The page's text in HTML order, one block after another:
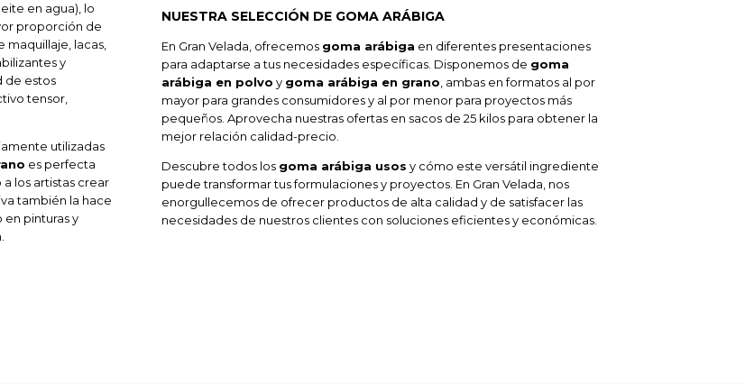
en agua), lo
proporción de
lacas,
y
de estos
tensor,
utilizadas
es perfecta
los artistas crear
también la hace
pinturas y
NUESTRA SELECCIÓN DE GOMA ARÁBIGA
En Gran Velada, ofrecemos goma arábiga en diferentes presentaciones
para adaptarse a tus necesidades específicas. Disponemos de goma
arábiga en polvo y goma arábiga en grano , ambas en formatos al por
mayor para grandes consumidores y al por menor para proyectos más
pequeños. Aprovecha nuestras ofertas en sacos de 25 kilos para obtener la
mejor relación calidad-precio.
Descubre todos los goma arábiga usos y cómo este versátil ingrediente
puede transformar tus formulaciones y proyectos. En Gran Velada, nos
enorgullecemos de ofrecer productos de alta calidad y de satisfacer las
necesidades de nuestros clientes con soluciones eficientes y económicas.